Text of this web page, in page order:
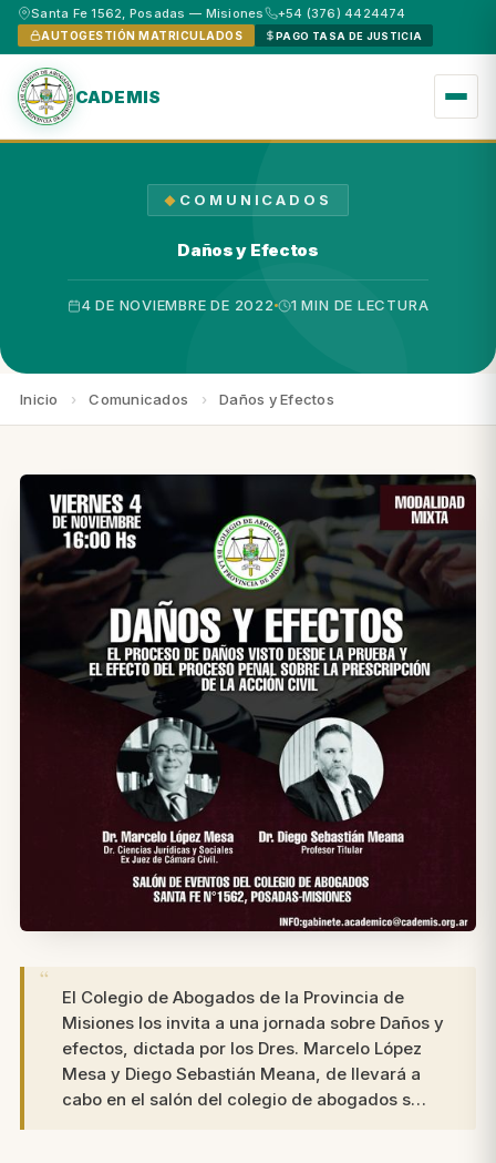
Santa Fe 1562, Posadas — Misiones +54 (376) 4424474
AUTOGESTIÓN MATRICULADOS PAGO TASA DE JUSTICIA
CADEMIS
COMUNICADOS
Daños y Efectos
4 DE NOVIEMBRE DE 2022 1 MIN DE LECTURA
Inicio › Comunicados › Daños y Efectos
El Colegio de Abogados de la Provincia de
Misiones los invita a una jornada sobre Daños y
efectos, dictada por los Dres. Marcelo López
Mesa y Diego Sebastián Meana, de llevará a
cabo en el salón del colegio de abogados s…